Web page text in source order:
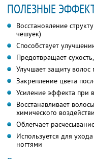
ПОЛЕЗНЫЕ
Восстановление
чешуек)
Способствует
Предотвращает
Улучшает защиту
Закрепление цвета
Усиление эффекта при
Восстанавливает
химического
Oблегчает
Испoльзуется для
ногтями